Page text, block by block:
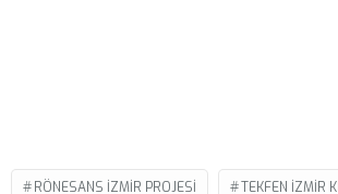
RÖNESANS IZMIR PROJESI TEKFEN IZMIR